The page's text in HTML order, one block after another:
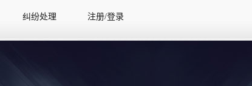
纠纷处理 注册/登录
纠纷处理 注册/登录